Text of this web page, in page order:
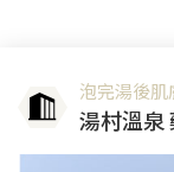
泡完湯後
湯村溫泉